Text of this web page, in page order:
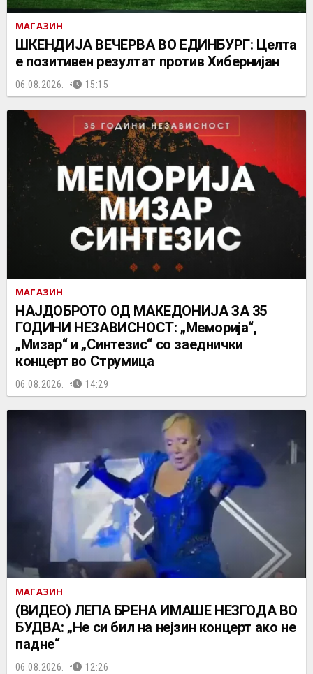
МАГАЗИН
ШКЕНДИЈА ВЕЧЕРВА ВО ЕДИНБУРГ: Целта
е позитивен резултат против Хибернијан
06.08.2026. 15:15
МАГАЗИН
НАЈДОБРОТО ОД МАКЕДОНИЈА ЗА 35
ГОДИНИ НЕЗАВИСНОСТ: „Меморија“,
„Мизар“ и „Синтезис“ со заеднички
концерт во Струмица
06.08.2026. 14:29
МАГАЗИН
(ВИДЕО) ЛЕПА БРЕНА ИМАШЕ НЕЗГОДА ВО
БУДВА: „Не си бил на нејзин концерт ако не
падне“
06.08.2026. 12:26